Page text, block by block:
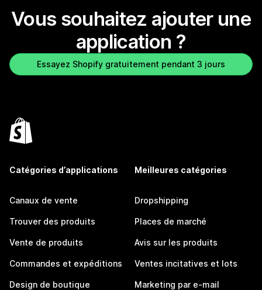
Vous souhaitez ajouter une
application ?
Essayez Shopify gratuitement pendant 3 jours
Catégories d’applications
Canaux de vente
Trouver des produits
Vente de produits
Commandes et expéditions
Design de boutique
Meilleures catégories
Dropshipping
Places de marché
Avis sur les produits
Ventes incitatives et lots
Marketing par e-mail